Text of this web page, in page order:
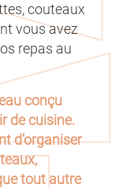
couteaux
vous avez
repas au
conçu
de cuisine.
d’organiser
tout autre